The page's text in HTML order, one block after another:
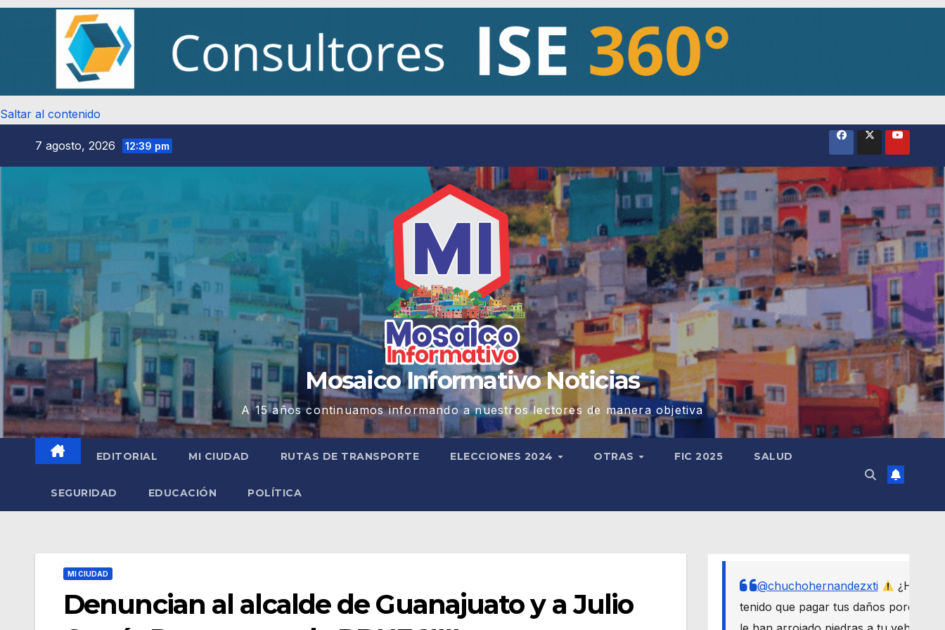
Saltar al contenido
7 agosto, 2026 12:39 pm
Mosaico Informativo Noticias
A 15 años continuamos informando a nuestros lectores de manera objetiva
EDITORIAL MI CIUDAD RUTAS DE TRANSPORTE ELECCIONES 2024 OTRAS FIC 2025 SALUD
SEGURIDAD EDUCACIÓN POLÍTICA
MI CIUDAD
Denuncian al alcalde de Guanajuato y a Julio
@chuchohernandezxti
¿Has
tenido que pagar tus daños porque